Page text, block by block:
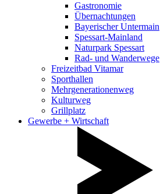
Gastronomie
Übernachtungen
Bayerischer Untermain
Spessart-Mainland
Naturpark Spessart
Rad- und Wanderwege
Freizeitbad Vitamar
Sporthallen
Mehrgenerationenweg
Kulturweg
Grillplatz
Gewerbe + Wirtschaft